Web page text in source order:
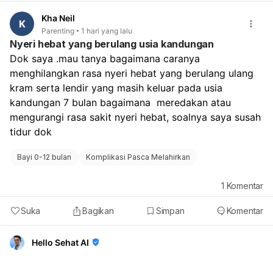
K Kha Neil
Parenting 1 hari yang lalu
Nyeri hebat yang berulang usia kandungan
Dok saya .mau tanya bagaimana caranya
menghilangkan rasa nyeri hebat yang berulang ulang
kram serta lendir yang masih keluar pada usia
kandungan 7 bulan bagaimana  meredakan atau
mengurangi rasa sakit nyeri hebat, soalnya saya susah
tidur dok
Bayi 0-12 bulan Komplikasi Pasca Melahirkan
Suka Bagikan Simpan Komentar
1 Komentar
Hello Sehat AI